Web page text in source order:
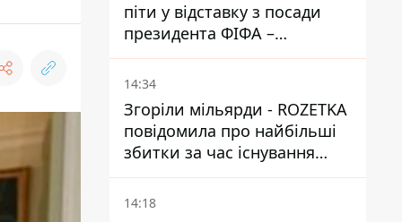
піти у відставку з посади
президента ФІФА –
врятувати футбол ще не
пізно
14:34
Згоріли мільярди - ROZETKA
повідомила про найбільші
збитки за час існування
компанії
14:18